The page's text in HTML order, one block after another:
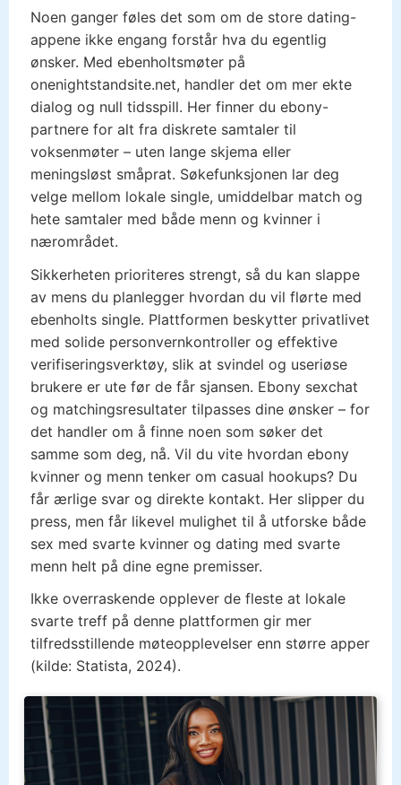
Noen ganger føles det som om de store dating-
appene ikke engang forstår hva du egentlig
ønsker. Med ebenholtsmøter på
onenightstandsite.net, handler det om mer ekte
dialog og null tidsspill. Her finner du ebony-
partnere for alt fra diskrete samtaler til
voksenmøter – uten lange skjema eller
meningsløst småprat. Søkefunksjonen lar deg
velge mellom lokale single, umiddelbar match og
hete samtaler med både menn og kvinner i
nærområdet.
Sikkerheten prioriteres strengt, så du kan slappe
av mens du planlegger hvordan du vil flørte med
ebenholts single. Plattformen beskytter privatlivet
med solide personvernkontroller og effektive
verifiseringsverktøy, slik at svindel og useriøse
brukere er ute før de får sjansen. Ebony sexchat
og matchingsresultater tilpasses dine ønsker – for
det handler om å finne noen som søker det
samme som deg, nå. Vil du vite hvordan ebony
kvinner og menn tenker om casual hookups? Du
får ærlige svar og direkte kontakt. Her slipper du
press, men får likevel mulighet til å utforske både
sex med svarte kvinner og dating med svarte
menn helt på dine egne premisser.
Ikke overraskende opplever de fleste at lokale
svarte treff på denne plattformen gir mer
tilfredsstillende møteopplevelser enn større apper
(kilde: Statista, 2024).